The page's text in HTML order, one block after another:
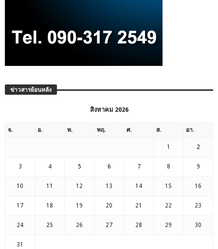
ข่าวสารย้อนหลัง
สิงหาคม 2026
จ. อ. พ. พฤ. ศ. ส. อา.
1 2
3 4 5 6 7 8 9
10 11 12 13 14 15 16
17 18 19 20 21 22 23
24 25 26 27 28 29 30
31